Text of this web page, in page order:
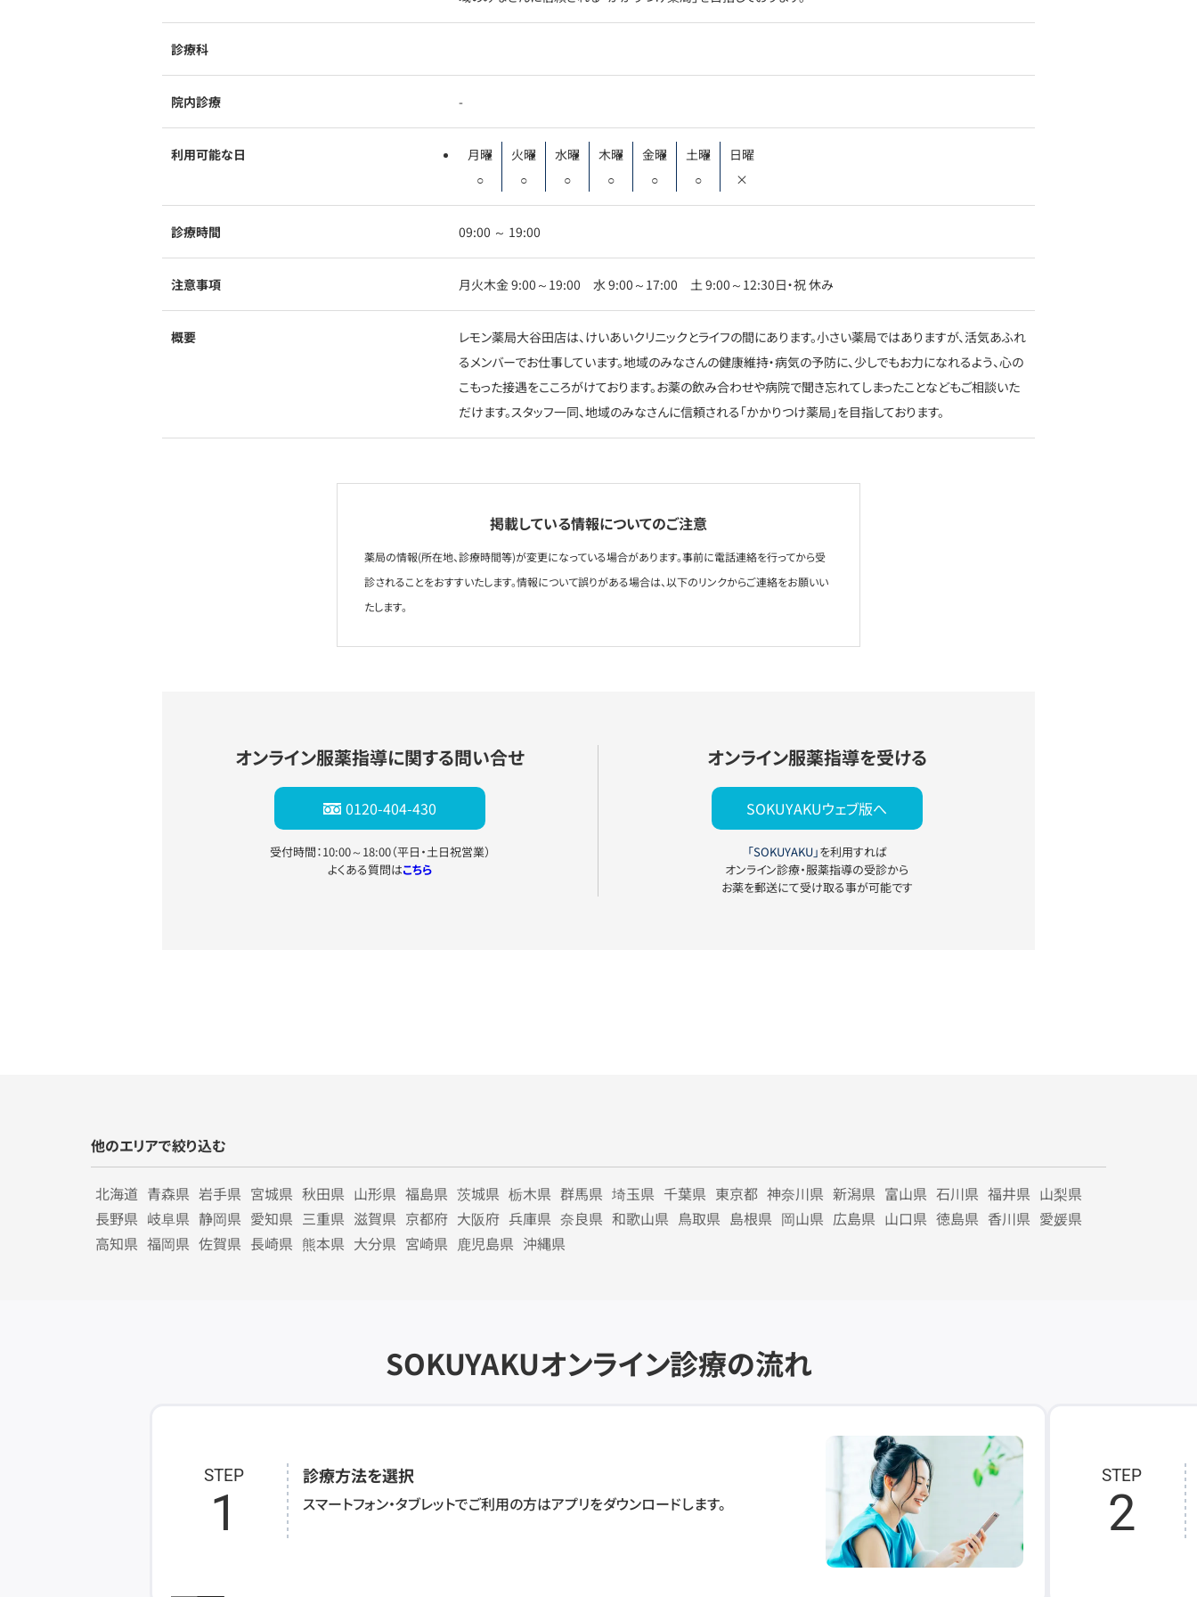
診療科
院内診療 -
利用可能な日
月曜
○
火曜
○
水曜
○
木曜
○
金曜
○
土曜
○
日曜
×
診療時間 09:00 ～ 19:00
注意事項 月火木金 9:00～19:00 水 9:00～17:00 土 9:00～12:30日・祝 休み
概要
レモン薬局大谷田店は、けいあいクリニックとライフの間にあります。小さい薬局ではありますが、活気あふれ
るメンバーでお仕事しています。地域のみなさんの健康維持・病気の予防に、少しでもお力になれるよう、心の
こもった接遇をこころがけております。お薬の飲み合わせや病院で聞き忘れてしまったことなどもご相談いた
だけます。スタッフ一同、地域のみなさんに信頼される「かかりつけ薬局」を目指しております。
掲載している情報についてのご注意
薬局の情報(所在地、診療時間等)が変更になっている場合があります。事前に電話連絡を行ってから受
診されることをおすすいたします。情報について誤りがある場合は、以下のリンクからご連絡をお願いい
たします。
オンライン服薬指導に関する問い合せ
0120-404-430
受付時間：10:00～18:00（平日・土日祝営業）
よくある質問はこちら
オンライン服薬指導を受ける
SOKUYAKUウェブ版へ
「SOKUYAKU」を利用すれば
オンライン診療・服薬指導の受診から
お薬を郵送にて受け取る事が可能です
他のエリアで絞り込む
北海道 青森県 岩手県 宮城県 秋田県 山形県 福島県 茨城県 栃木県 群馬県 埼玉県 千葉県 東京都 神奈川県 新潟県 富山県 石川県 福井県 山梨県
長野県 岐阜県 静岡県 愛知県 三重県 滋賀県 京都府 大阪府 兵庫県 奈良県 和歌山県 鳥取県 島根県 岡山県 広島県 山口県 徳島県 香川県 愛媛県
高知県 福岡県 佐賀県 長崎県 熊本県 大分県 宮崎県 鹿児島県 沖縄県
SOKUYAKUオンライン診療の流れ
STEP
1
診療方法を選択
スマートフォン・タブレットでご利用の方はアプリをダウンロードします。
STEP
2